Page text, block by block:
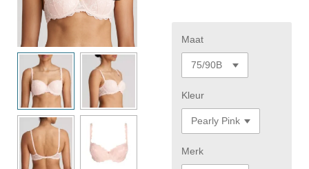
Maat
Kleur
Merk